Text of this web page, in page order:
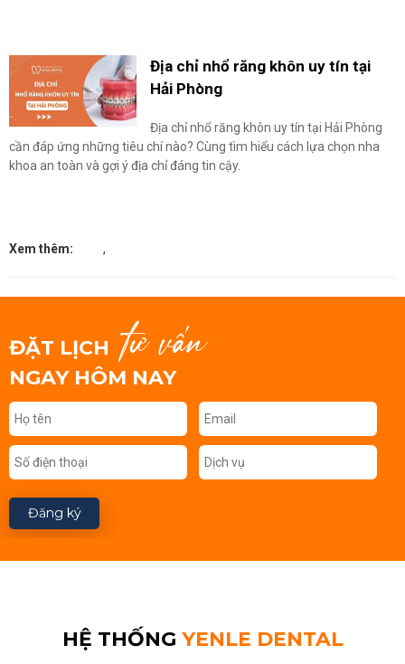
Địa chỉ nhổ răng khôn uy tín tại
Hải Phòng
Địa chỉ nhổ răng khôn uy tín tại Hải Phòng
cần đáp ứng những tiêu chí nào? Cùng tìm hiểu cách lựa chọn nha
khoa an toàn và gợi ý địa chỉ đáng tin cậy.
Xem thêm: ,
ĐẶT LỊCH tư vấn
NGAY HÔM NAY
Đăng ký
HỆ THỐNG YENLE DENTAL